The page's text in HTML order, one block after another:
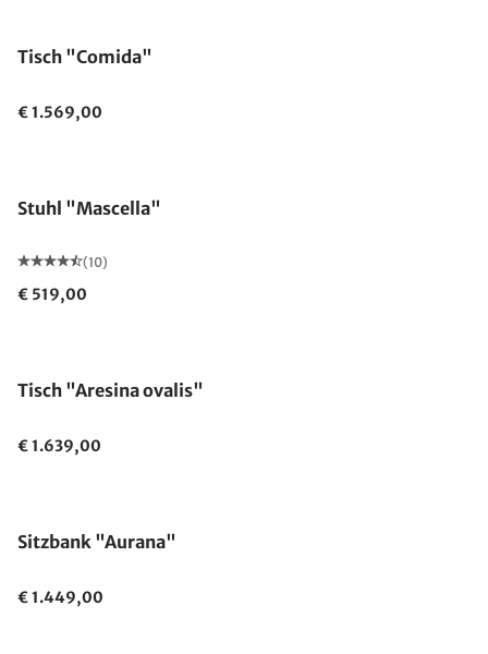
Tisch "Comida"
€ 1.569,00
Stuhl "Mascella"
(10)
€ 519,00
Tisch "Aresina ovalis"
€ 1.639,00
Sitzbank "Aurana"
€ 1.449,00